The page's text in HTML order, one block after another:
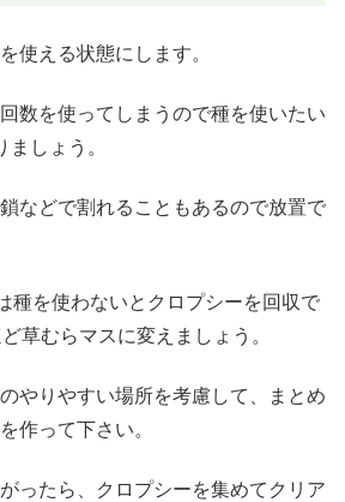
使える状態にします。
数を使ってしまうので種を使いたい
しょう。
などで割れることもあるので放置で
種を使わないとクロプシーを回収で
草むらマスに変えましょう。
やりやすい場所を考慮して、まとめ
作って下さい。
ったら、クロプシーを集めてクリア